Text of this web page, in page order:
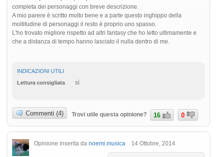
completa dei personaggi con breve descrizione.
A mio parere è scritto molto bene e a parte questo inghippo della
moltitudine di personaggi il resto è proprio uno spasso.
L'ho trovato migliore rispetto ad altri fantasy che ho letto ultimamente e
che a distanza di tempo hanno lasciato il nulla dentro di me.
INDICAZIONI UTILI
Lettura consigliata
sì
Commenti (4) Trovi utile questa opinione? 16 0
Opinione inserita da noemi.musica 14 Ottobre, 2014